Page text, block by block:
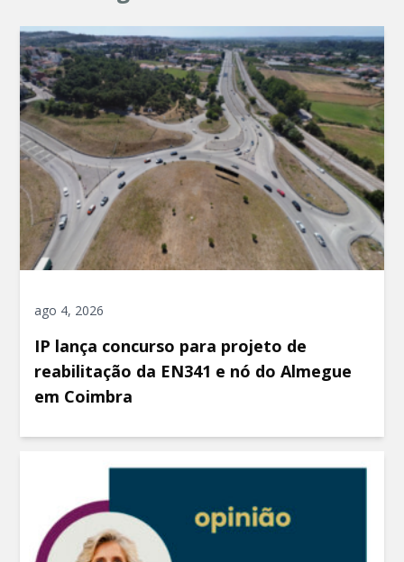
ago 4, 2026
IP lança concurso para projeto de
reabilitação da EN341 e nó do Almegue
em Coimbra